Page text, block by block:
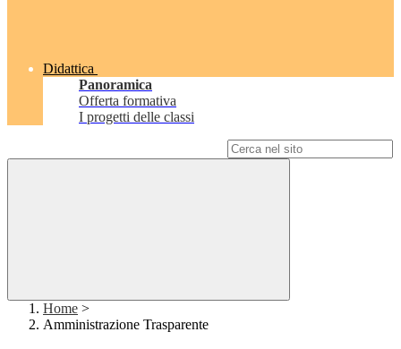
Didattica
Panoramica
Offerta formativa
I progetti delle classi
Home >
Amministrazione Trasparente